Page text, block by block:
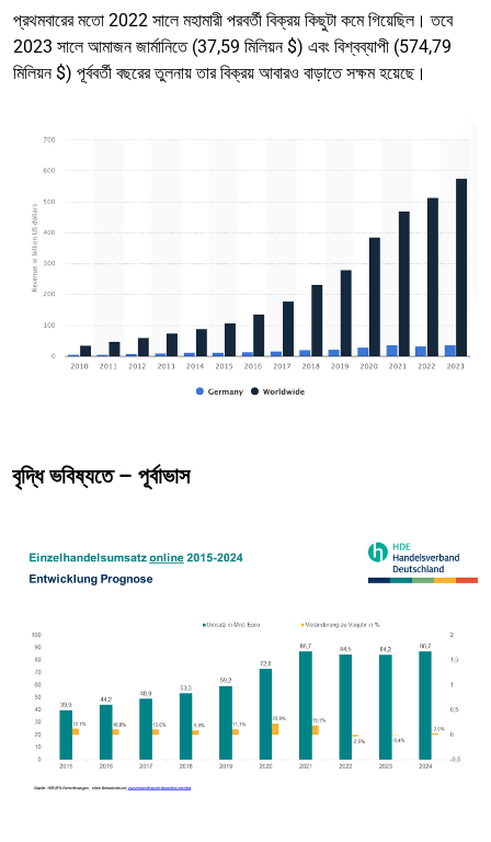
প্রথমবারের মতো 2022 সালে মহামারী পরবর্তী বিক্রয় কিছুটা কমে গিয়েছিল। তবে
2023 সালে আমাজন জার্মানিতে (37,59 মিলিয়ন $) এবং বিশ্বব্যাপী (574,79
মিলিয়ন $) পূর্ববর্তী বছরের তুলনায় তার বিক্রয় আবারও বাড়াতে সক্ষম হয়েছে।
বৃদ্ধি ভবিষ্যতে – পূর্বাভাস